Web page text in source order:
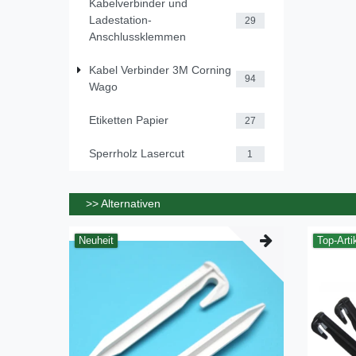
Kabelverbinder und
Ladestation-
Anschlussklemmen
29
Kabel Verbinder 3M Corning
Wago
94
Etiketten Papier 27
Sperrholz Lasercut 1
>> Alternativen
Neuheit Top-